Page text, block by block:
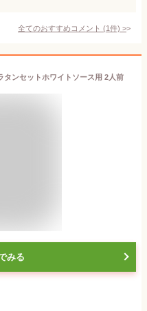
全てのおすすめコメント (1件) >
タンセットホワイトソース用 2人前
みる